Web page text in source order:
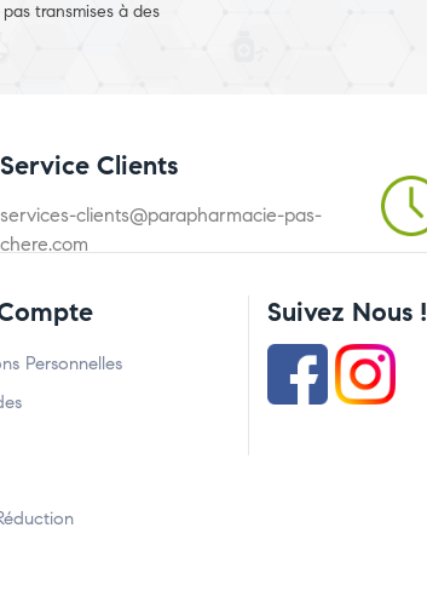
transmises à des
Service Clients
services-clients@parapharmacie-pas-
chere.com
Personnelles
Suivez Nous !